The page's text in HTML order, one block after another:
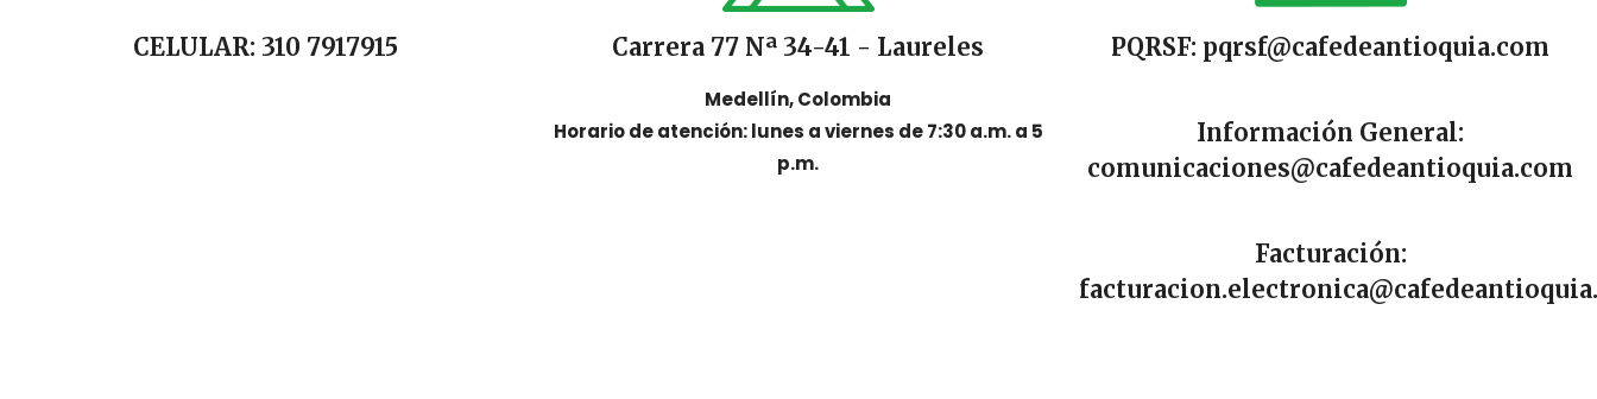
CELULAR: 310 7917915 Carrera 77 Nª 34-41 - Laureles
Medellín, Colombia
Horario de atención: lunes a viernes de 7:30 a.m. a 5
p.m.
PQRSF: pqrsf@cafedeantioquia.com
Información General:
comunicaciones@cafedeantioquia.com
Facturación: